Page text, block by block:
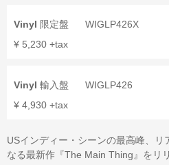
Vinyl 限定盤
WIGLP426X
¥ 5,230 +tax
Vinyl 輸入盤
WIGLP426
¥ 4,930 +tax
USインディー・シーンの最高峰、リ
なる最新作『The Main Thing』をリ